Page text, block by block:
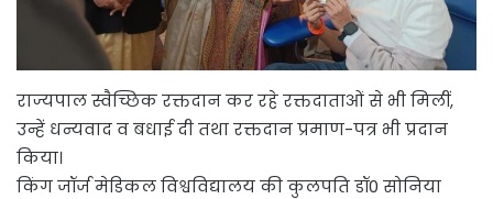
राज्यपाल स्वैच्छिक रक्तदान कर रहे रक्तदाताओं से भी मिलीं,
उन्हें धन्यवाद व बधाई दी तथा रक्तदान प्रमाण-पत्र भी प्रदान
किया।
किंग जॉर्ज मेडिकल विश्वविद्यालय की कुलपति डॉ0 सोनिया